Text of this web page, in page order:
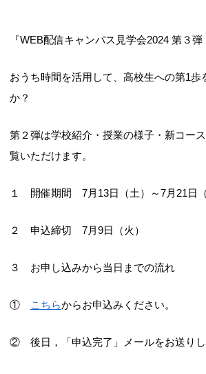
『WEB配信キャンパス見学会2024 第３弾
おうち時間を活用して、高校生への第1歩
か？
第２弾は学校紹介・授業の様子・新コー
覧いただけます。
１ 開催期間 7月13日（土）～7月21日（
２ 申込締切 7月9日（火）
３ お申し込みから当日までの流れ
① こちらからお申込みください。
② 後日，「申込完了」メールをお送りし